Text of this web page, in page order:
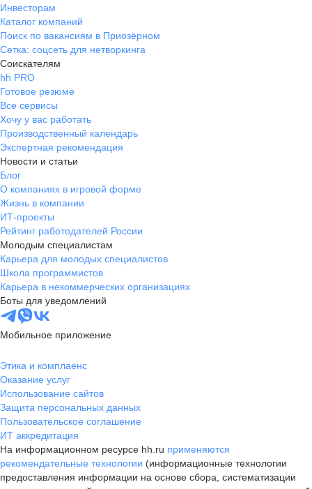
Инвесторам
Каталог компаний
Поиск по вакансиям в Приозёрном
Сетка: соцсеть для нетворкинга
Соискателям
hh PRO
Готовое резюме
Все сервисы
Хочу у вас работать
Производственный календарь
Экспертная рекомендация
Новости и статьи
Блог
О компаниях в игровой форме
Жизнь в компании
ИТ-проекты
Рейтинг работодателей России
Молодым специалистам
Карьера для молодых специалистов
Школа программистов
Карьера в некоммерческих организациях
Боты для уведомлений
Мобильное приложение
Этика и комплаенс
Оказание услуг
Использование сайтов
Защита персональных данных
Пользовательское соглашение
ИТ аккредитация
На информационном ресурсе hh.ru применяются
рекомендательные технологии (информационные технологии
предоставления информации на основе сбора, систематизации